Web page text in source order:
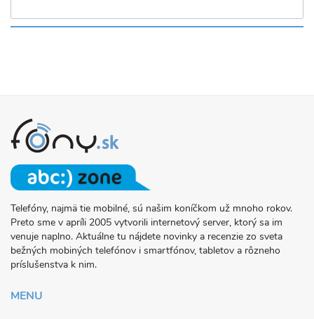
O
PROJEKTE
FONY.SK
Telefóny, najmä tie mobilné, sú našim koníčkom už mnoho rokov.
Preto sme v apríli 2005 vytvorili internetový server, ktorý sa im
venuje naplno. Aktuálne tu nájdete novinky a recenzie zo sveta
bežných mobiných telefónov i smartfónov, tabletov a rôzneho
príslušenstva k nim.
MENU